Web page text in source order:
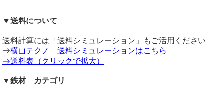
在庫不足の場合は取り寄せとなるため納期に＋数日を要しま
送料（養生梱包費含む）は数量に応じて別途掛かります。
工業用鋼材となりますので、材料の移動・切断・加工・配送
に伴う擦り傷や歪み等が発生します事をご了承ください。
同サイズまとめ買いで多数同時注文割引適用！
関連商品
⇒ ボンデ鋼板(屋内用) 定寸販売
⇒ ガルバリウム鋼板 (GL鋼板) 切り売り
⇒ ペンタイト鋼板（表面メッキ品屋外用）切り売り
穴ピッチ（長さ方向）： 30 mm
ext{ mm}（全長 1300 mm）
このような加工は対応していますか？
そこまでシビアな物にする予定ではないので、寸法は大体なのでズレ
また料金を方を教えて頂けるとありがたいです。
▼送料について
送料計算には「送料シミュレーション」もご活用ください
→横山テクノ 送料シミュレーションはこちら
→送料表（クリックで拡大）
▼鉄材 カテゴリ